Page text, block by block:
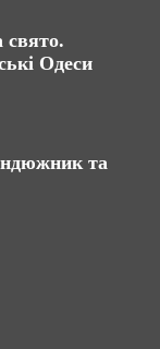
свято.
Одеси
та